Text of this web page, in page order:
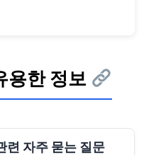
용한 정보
련 자주 묻는 질문